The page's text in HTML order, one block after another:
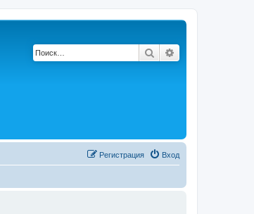
Поиск
Вход
Регистрация